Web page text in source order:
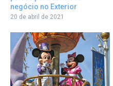
negócio no Exterior
20 de abril de 2021